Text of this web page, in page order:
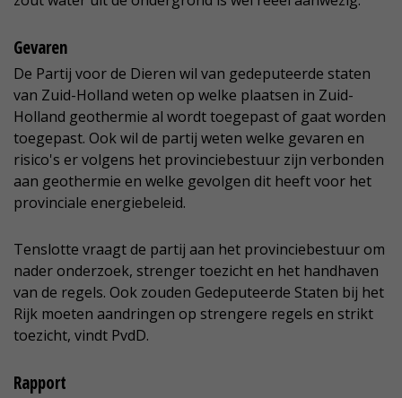
Gevaren
De Partij voor de Dieren wil van gedeputeerde staten
van Zuid-Holland weten op welke plaatsen in Zuid-
Holland geothermie al wordt toegepast of gaat worden
toegepast. Ook wil de partij weten welke gevaren en
risico's er volgens het provinciebestuur zijn verbonden
aan geothermie en welke gevolgen dit heeft voor het
provinciale energiebeleid.
Tenslotte vraagt de partij aan het provinciebestuur om
nader onderzoek, strenger toezicht en het handhaven
van de regels. Ook zouden Gedeputeerde Staten bij het
Rijk moeten aandringen op strengere regels en strikt
toezicht, vindt PvdD.
Rapport